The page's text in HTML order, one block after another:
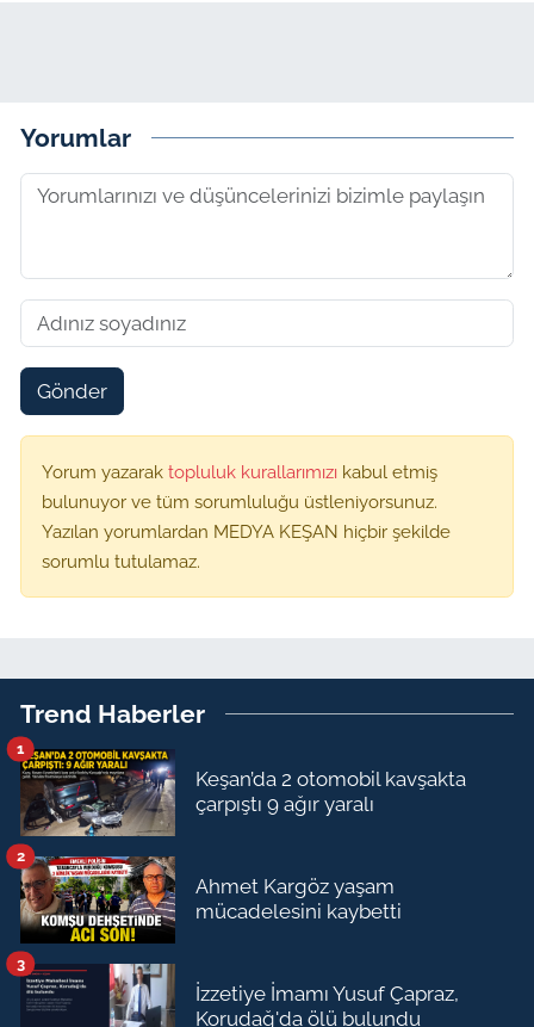
Yorumlar
Gönder
Yorum yazarak topluluk kurallarımızı kabul etmiş
bulunuyor ve tüm sorumluluğu üstleniyorsunuz.
Yazılan yorumlardan MEDYA KEŞAN hiçbir şekilde
sorumlu tutulamaz.
Trend Haberler
Keşan’da 2 otomobil kavşakta
çarpıştı 9 ağır yaralı
1
Ahmet Kargöz yaşam
mücadelesini kaybetti
2
İzzetiye İmamı Yusuf Çapraz,
Korudağ'da ölü bulundu
3